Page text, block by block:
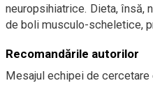
neuropsihiatrice. Dieta, însă,
de boli musculo-scheletice,
Recomandările autorilor
Mesajul echipei de cercetare